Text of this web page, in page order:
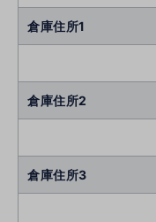
倉庫住所1
倉庫住所2
倉庫住所3